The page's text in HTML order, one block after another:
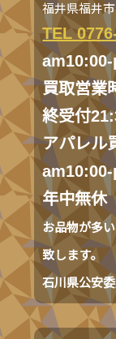
福井県福井
TEL
買取営業
終受付
アパレル
am10:00-
年中無休
お品物が多
致します。
石川県公安